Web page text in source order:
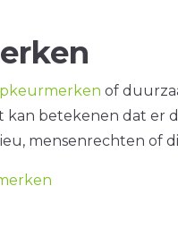
of
kan betekenen dat er
mensenrechten of